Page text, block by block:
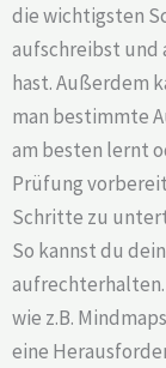
die wichtigsten
aufschreibst und
hast. Außerdem
man bestimmte
am besten lernt
Prüfung
Schritte zu
So kannst du
aufrechterhalten.
wie z.B.
eine